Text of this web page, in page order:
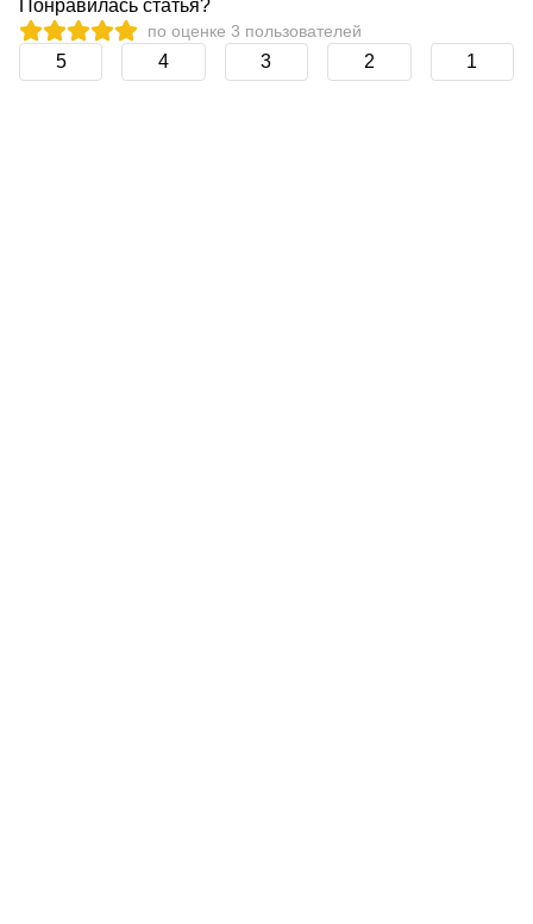
Понравилась статья?
по оценке 3 пользователей
5 4 3 2 1